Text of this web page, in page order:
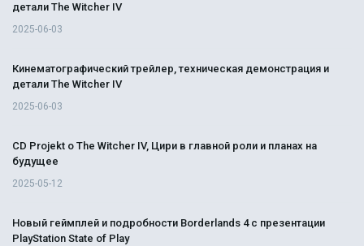
детали The Witcher IV
2025-06-03
Кинематографический трейлер, техническая демонстрация и
детали The Witcher IV
2025-06-03
CD Projekt о The Witcher IV, Цири в главной роли и планах на
будущее
2025-05-12
Новый геймплей и подробности Borderlands 4 с презентации
PlayStation State of Play